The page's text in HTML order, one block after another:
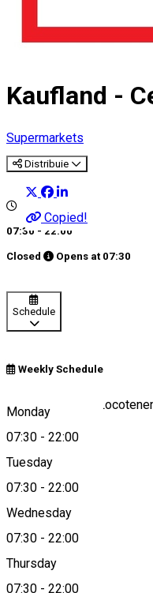
Kaufland -
Supermarkets
Distribuie
Copied!
07:30 - 22:00
Closed Opens at 07:30
Schedule
Weekly Schedule
Monday
07:30 - 22:00
Tuesday
07:30 - 22:00
Wednesday
07:30 - 22:00
Thursday
07:30 - 22:00
Kaufland, Strada
Map